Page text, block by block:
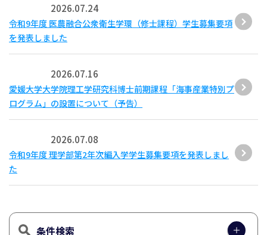
2026.07.24
令和9年度 医農融合公衆衛生学環（修士課程）学生募集要項
を発表しました
2026.07.16
愛媛大学大学院理工学研究科博士前期課程「海事産業特別プ
ログラム」の設置について（予告）
2026.07.08
令和9年度 理学部第2年次編入学学生募集要項を発表しまし
た
条件検索